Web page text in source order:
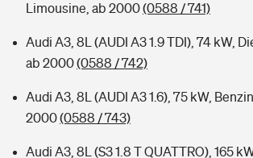
Limousine, ab 2000(0588 / 741)
Audi A3, 8L (AUDI A3 1.9 TDI), 74 kW,
ab 2000(0588 / 742)
Audi A3, 8L (AUDI A3 1.6), 75 kW,
2000(0588 / 743)
Audi A3, 8L (S3 1.8 T QUATTRO), 165